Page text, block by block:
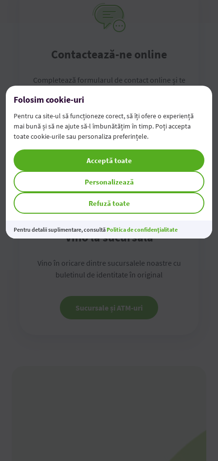
Contactează-ne online
Completează formularul de contact online și te
Completează formularul
Vino la sucursală
Vino în oricare dintre sucursalele noastre cu
buletinul de identitate în original
Sucursale și ATM-uri
Folosim cookie-uri
Pentru ca site-ul să funcționeze corect, să îți ofere o experiență
mai bună și să ne ajute să-l îmbunătățim în timp. Poți accepta
toate cookie-urile sau personaliza preferințele.
Refuză toate
Personalizează
Acceptă toate
Pentru detalii suplimentare, consultă Politica de confidențialitate